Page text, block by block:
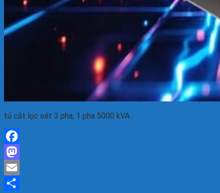
tủ cắt lọc sét 3 pha, 1 pha 5000 kVA
Facebook
Mastodon
Email